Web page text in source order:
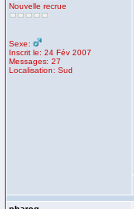
Nouvelle recrue
Sexe:
Inscrit le: 24 Fév 2007
Messages: 27
Localisation: Sud